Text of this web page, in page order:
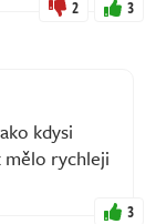
2 3
kdysi
mělo rychleji
3